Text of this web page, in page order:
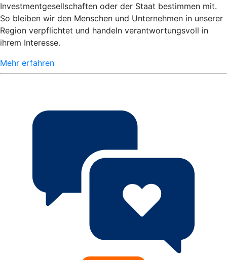
Investmentgesellschaften oder der Staat bestimmen mit.
So bleiben wir den Menschen und Unternehmen in unserer
Region verpflichtet und handeln verantwortungsvoll in
ihrem Interesse.
Mehr erfahren